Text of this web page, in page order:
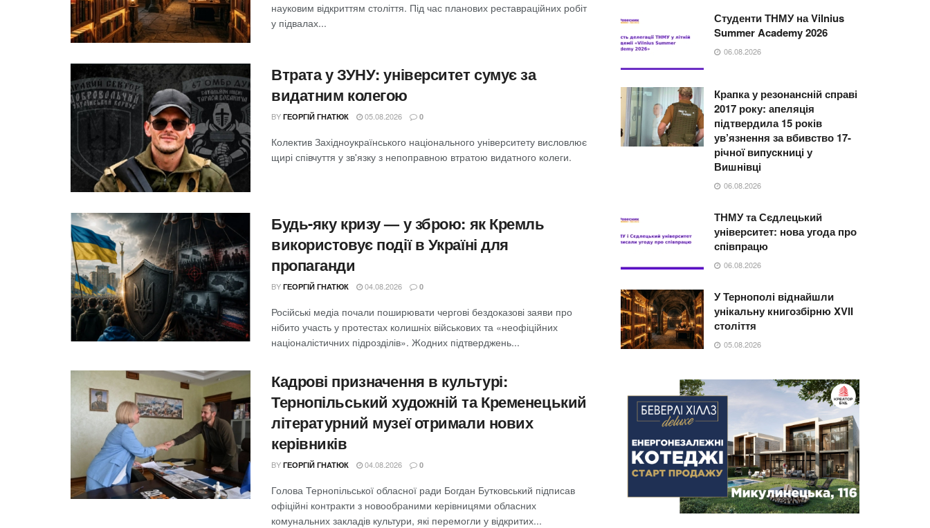
науковим відкриттям століття. Під час планових реставраційних робіт
у підвалах...
Втрата у ЗУНУ: університет сумує за
видатним колегою
BY ГЕОРГІЙ ГНАТЮК 05.08.2026 0
Колектив Західноукраїнського національного університету висловлює
щирі співчуття у зв'язку з непоправною втратою видатного колеги.
Будь-яку кризу — у зброю: як Кремль
використовує події в Україні для
пропаганди
BY ГЕОРГІЙ ГНАТЮК 04.08.2026 0
Російські медіа почали поширювати чергові бездоказові заяви про
нібито участь у протестах колишніх військових та «неофіційних
націоналістичних підрозділів». Жодних підтверджень...
Кадрові призначення в культурі:
Тернопільський художній та Кременецький
літературний музеї отримали нових
керівників
BY ГЕОРГІЙ ГНАТЮК 04.08.2026 0
Голова Тернопільської обласної ради Богдан Бутковський підписав
офіційні контракти з новообраними керівницями обласних
комунальних закладів культури, які перемогли у відкритих...
Студенти ТНМУ на Vilnius
Summer Academy 2026
06.08.2026
Крапка у резонансній справі
2017 року: апеляція
підтвердила 15 років
ув’язнення за вбивство 17-
річної випускниці у
Вишнівці
06.08.2026
ТНМУ та Сєдлецький
університет: нова угода про
співпрацю
06.08.2026
У Тернополі віднайшли
унікальну книгозбірню XVII
століття
05.08.2026